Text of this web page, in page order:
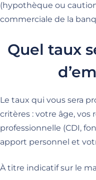
(hypothèque ou
commerciale de la
Quel taux
Le taux qui vous sera
critères : votre âge, vos
professionnelle (CDI,
apport personnel et
À titre indicatif sur le